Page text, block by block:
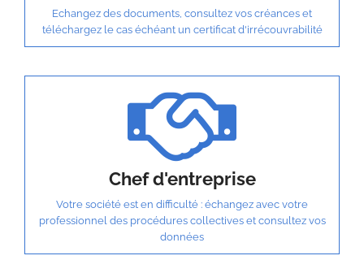
Echangez des documents, consultez vos créances et
téléchargez le cas échéant un certificat d'irrécouvrabilité
Chef d'entreprise
Votre société est en difficulté : échangez avec votre
professionnel des procédures collectives et consultez vos
données